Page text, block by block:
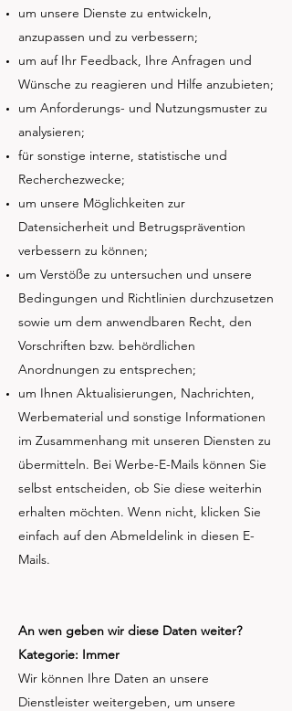
um unsere Dienste zu entwickeln,
anzupassen und zu verbessern;
um auf Ihr Feedback, Ihre Anfragen und
Wünsche zu reagieren und Hilfe anzubieten;
um Anforderungs- und Nutzungsmuster zu
analysieren;
für sonstige interne, statistische und
Recherchezwecke;
um unsere Möglichkeiten zur
Datensicherheit und Betrugsprävention
verbessern zu können;
um Verstöße zu untersuchen und unsere
Bedingungen und Richtlinien durchzusetzen
sowie um dem anwendbaren Recht, den
Vorschriften bzw. behördlichen
Anordnungen zu entsprechen;
um Ihnen Aktualisierungen, Nachrichten,
Werbematerial und sonstige Informationen
im Zusammenhang mit unseren Diensten zu
übermitteln. Bei Werbe-E-Mails können Sie
selbst entscheiden, ob Sie diese weiterhin
erhalten möchten. Wenn nicht, klicken Sie
einfach auf den Abmeldelink in diesen E-
Mails.
An wen geben wir diese Daten weiter?
Kategorie: Immer
Wir können Ihre Daten an unsere
Dienstleister weitergeben, um unsere